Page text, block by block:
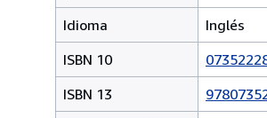
Idioma
Inglés
ISBN 10
ISBN 13